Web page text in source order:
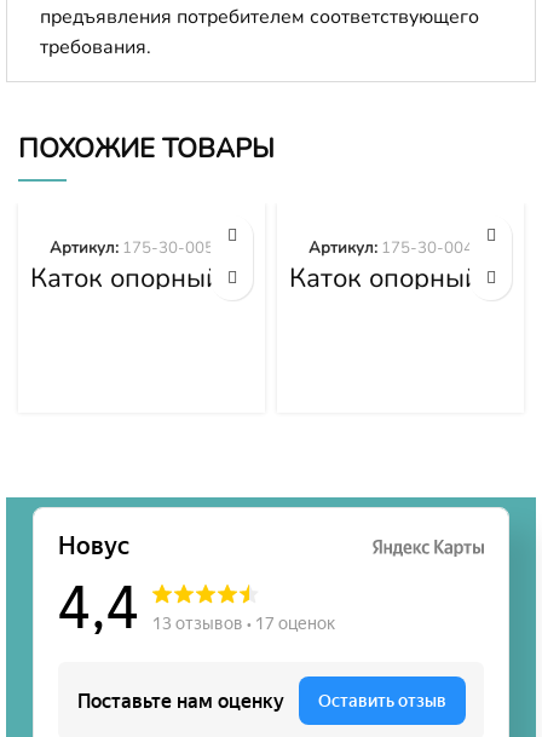
предъявления потребителем соответствующего
требования.
ПОХОЖИЕ ТОВАРЫ
Каток опорный
двубортный 175-
Артикул: 175-30-00554
Каток опорный
двубортный 175-
Артикул: 175-30-00495